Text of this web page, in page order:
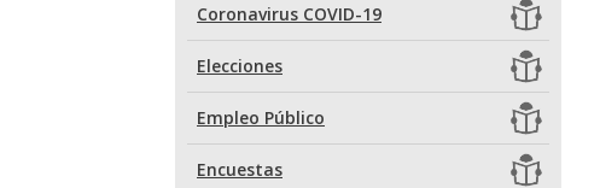
Coronavirus COVID-19
Elecciones
Empleo Público
Encuestas